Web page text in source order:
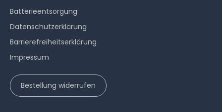
Batterieentsorgung
Datenschutzerklärung
Barrierefreiheitserklärung
Impressum
Bestellung widerrufen